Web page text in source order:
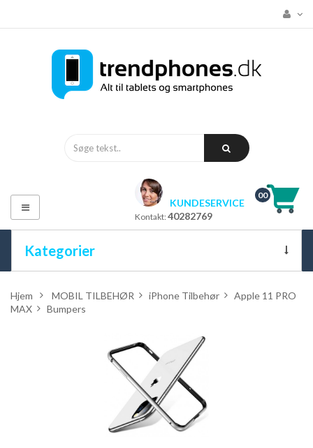
KUNDESERVICE
Kontakt: 40282769
00
Kategorier
TABLET TILBEHØR
APPLE & PC TILBEHØR
APPLE WATCH
Toggle
navigation
Hjem > MOBIL TILBEHØR > iPhone Tilbehør > Apple 11 PRO
MAX > Bumpers